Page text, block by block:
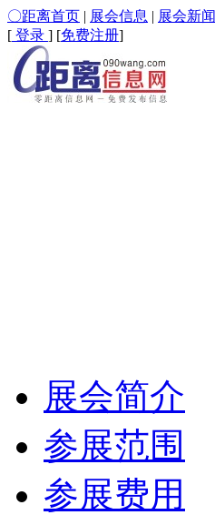
〇距离首页 | 展会信息 | 展会新闻
[ 登录 ] [免费注册]
展会简介
参展范围
参展费用